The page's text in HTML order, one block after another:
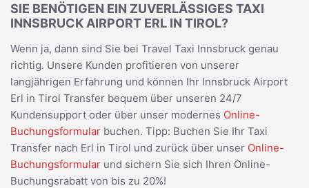
SIE BENÖTIGEN EIN ZUVERLÄSSIGES TAXI
INNSBRUCK AIRPORT ERL IN TIROL?
Wenn ja, dann sind Sie bei Travel Taxi Innsbruck genau
richtig. Unsere Kunden profitieren von unserer
langjährigen Erfahrung und können Ihr Innsbruck Airport
Erl in Tirol Transfer bequem über unseren 24/7
Kundensupport oder über unser modernes Online-
Buchungsformular buchen. Tipp: Buchen Sie Ihr Taxi
Transfer nach Erl in Tirol und zurück über unser Online-
Buchungsformular und sichern Sie sich Ihren Online-
Buchungsrabatt von bis zu 20%!